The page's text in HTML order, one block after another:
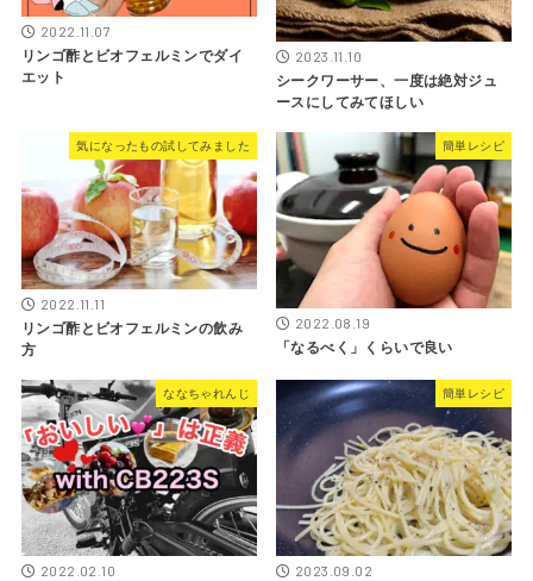
2022.11.07
リンゴ酢とビオフェルミンでダイ
エット
2023.11.10
シークワーサー、一度は絶対ジュ
ースにしてみてほしい
気になったもの試してみました
2022.11.11
リンゴ酢とビオフェルミンの飲み
方
簡単レシピ
2022.08.19
「なるべく」くらいで良い
ななちゃれんじ
2022.02.10
簡単レシピ
2023.09.02